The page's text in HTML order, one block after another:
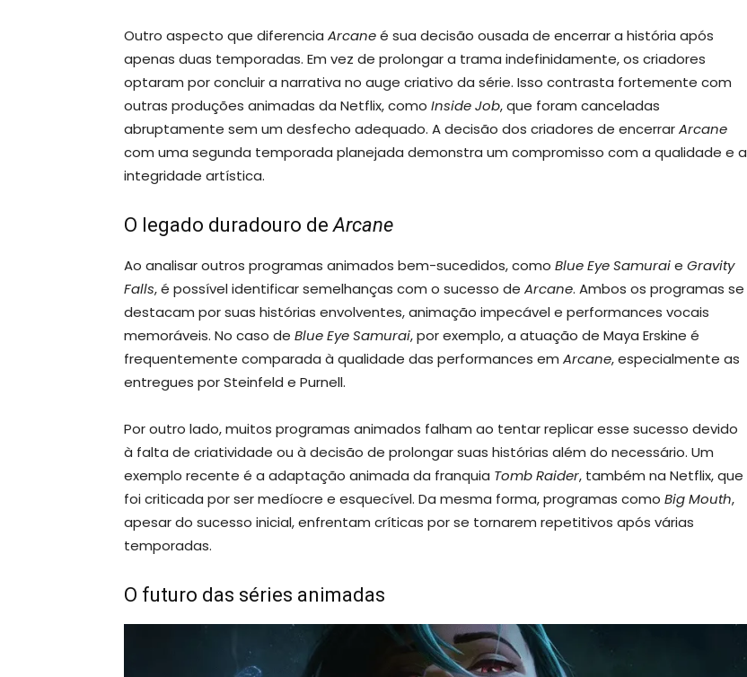
Outro aspecto que diferencia Arcaneé sua decisão ousada de encerrar a história após
apenas duas temporadas. Em vez de prolongar a trama indefinidamente, os criadores
optaram por concluir a narrativa no auge criativo da série. Isso contrasta fortemente com
outras produções animadas da Netflix, como Inside Job, que foram canceladas
abruptamente sem um desfecho adequado. A decisão dos criadores de encerrarArcane
com uma segunda temporada planejada demonstra um compromisso com a qualidade e a
integridade artística.
O legado duradouro deArcane
Ao analisar outros programas animados bem-sucedidos, como Blue Eye Samuraie Gravity
Falls, é possível identificar semelhanças com o sucesso de Arcane. Ambos os programas se
destacam por suas histórias envolventes, animação impecável e performances vocais
memoráveis. No caso de Blue Eye Samurai, por exemplo, a atuação de Maya Erskine é
frequentemente comparada à qualidade das performances em Arcane, especialmente as
entregues por Steinfeld e Purnell.
Por outro lado, muitos programas animados falham ao tentar replicar esse sucesso devido
à falta de criatividade ou à decisão de prolongar suas histórias além do necessário. Um
exemplo recente é a adaptação animada da franquia Tomb Raider, também na Netflix, que
foi criticada por ser medíocre e esquecível. Da mesma forma, programas como Big Mouth,
apesar do sucesso inicial, enfrentam críticas por se tornarem repetitivos após várias
temporadas.
O futuro das séries animadas